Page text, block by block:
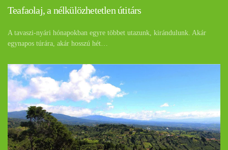
Teafaolaj, a nélkülözhetetlen útitárs
A tavaszi-nyári hónapokban egyre többet utazunk, kirándulunk. Akár
egynapos túrára, akár hosszú hét…